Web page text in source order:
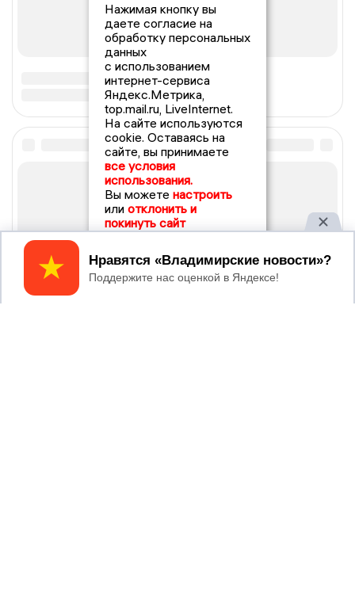
Нажимая кнопку вы
даете согласие на
обработку персональных
данных
с использованием
интернет-сервиса
Яндекс.Метрика,
top.mail.ru, LiveInternet.
На сайте используются
cookie. Оставаясь на
сайте, вы принимаете
все условия
использования.
Вы можете настроить
или отклонить и
покинуть сайт
Принять